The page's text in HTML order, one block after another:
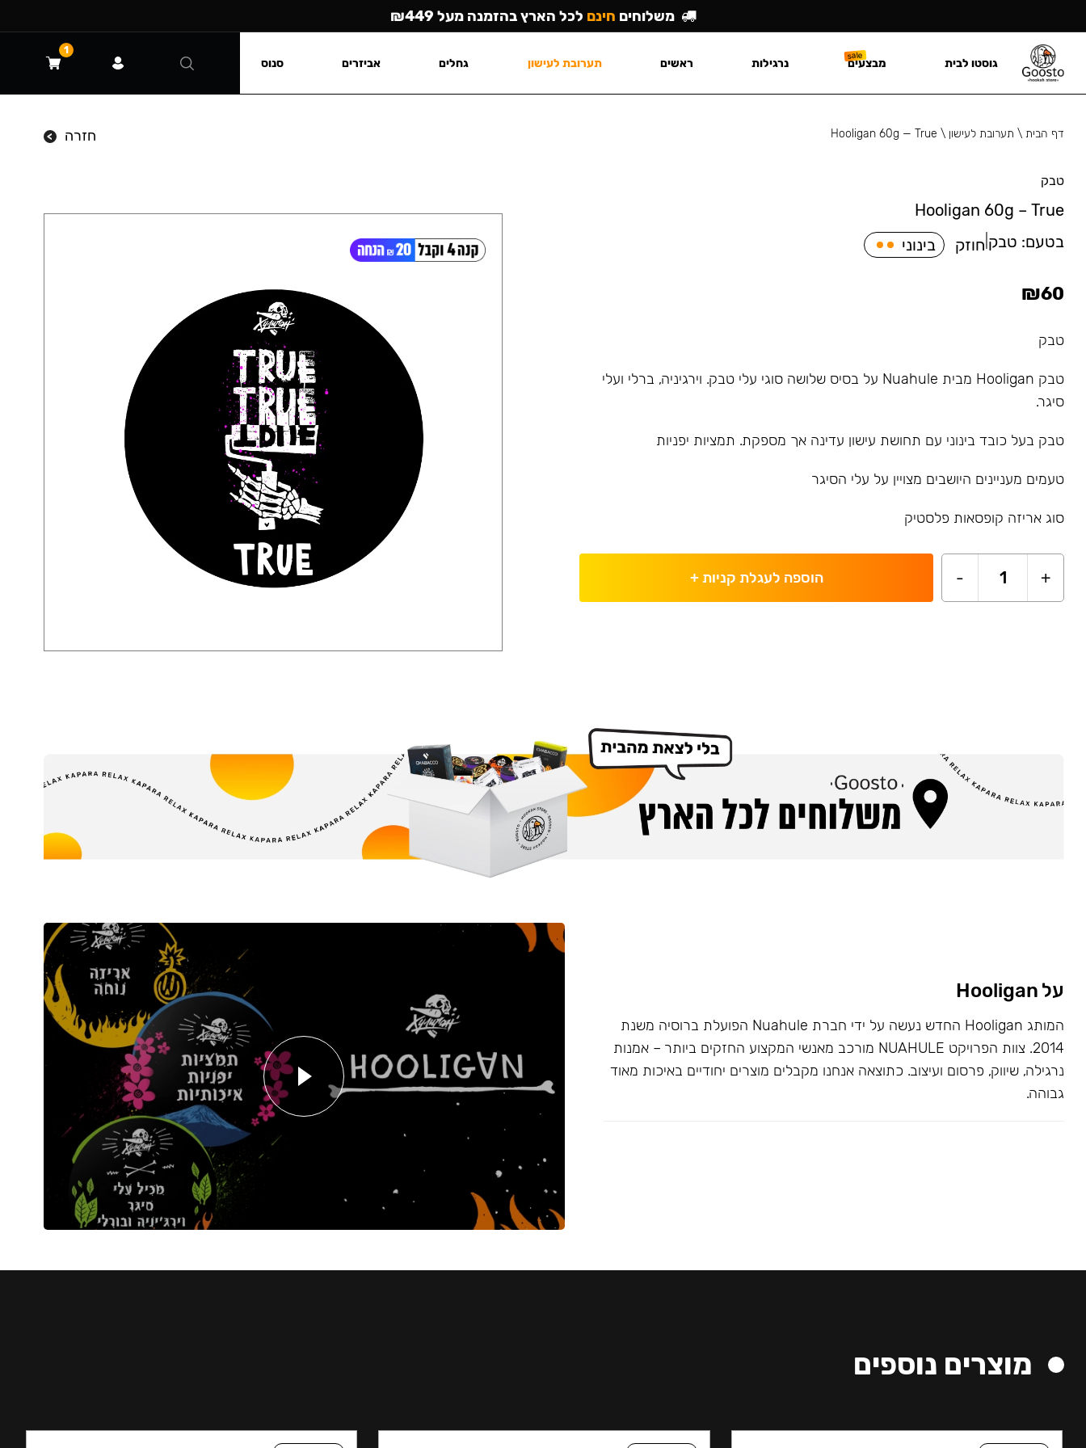
דף הבית\ תערובת לעישון \
Hooligan 60g — True חזרה
טבק
Hooligan 60g – True
בטעם: טבק חוזק בינוני
₪60
טבק
טבק Hooligan מבית Nuahule על בסיס שלושה סוגי עלי טבק. וירגיניה, ברלי ועלי
סיגר.
טבק בעל כובד בינוני עם תחושת עישון עדינה אך מספקת. תמציות יפניות
טעמים מעניינים היושבים מצויין על עלי הסיגר
סוג אריזה קופסאות פלסטיק
+
1
- הוספה לעגלת קניות+
על Hooligan
המותג Hooligan החדש נעשה על ידי חברת Nuahule הפועלת ברוסיה משנת
2014. צוות הפרויקט NUAHULE מורכב מאנשי המקצוע החזקים ביותר – אמנות
נרגילה, שיווק, פרסום ועיצוב. כתוצאה אנחנו מקבלים מוצרים יחודיים באיכות מאוד
גבוהה.
מוצרים נוספים
משלוחים חינם לכל הארץ בהזמנה מעל ₪449
גוסטו לבית מבצעים נרגילות ראשים תערובת לעישון גחלים אביזרים סנוס
1